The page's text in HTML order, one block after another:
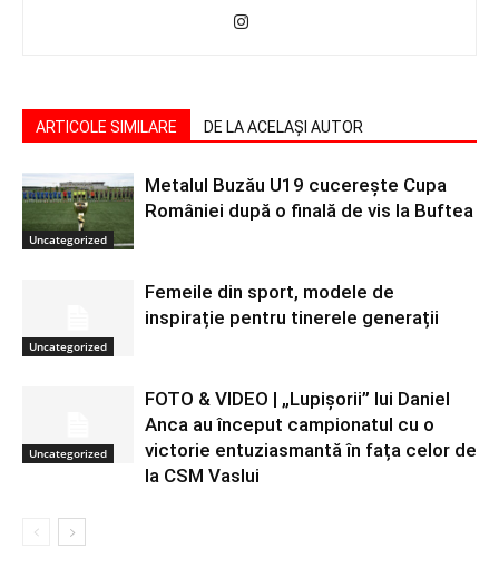
ARTICOLE SIMILARE DE LA ACELAȘI AUTOR
Uncategorized
Metalul Buzău U19 cucerește Cupa
României după o finală de vis la Buftea
Uncategorized
Femeile din sport, modele de
inspirație pentru tinerele generații
Uncategorized
FOTO & VIDEO | „Lupișorii” lui Daniel
Anca au început campionatul cu o
victorie entuziasmantă în fața celor de
la CSM Vaslui